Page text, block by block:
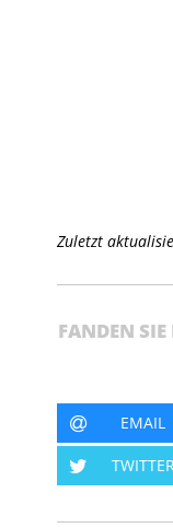
Zuletzt
FANDEN
EMAIL